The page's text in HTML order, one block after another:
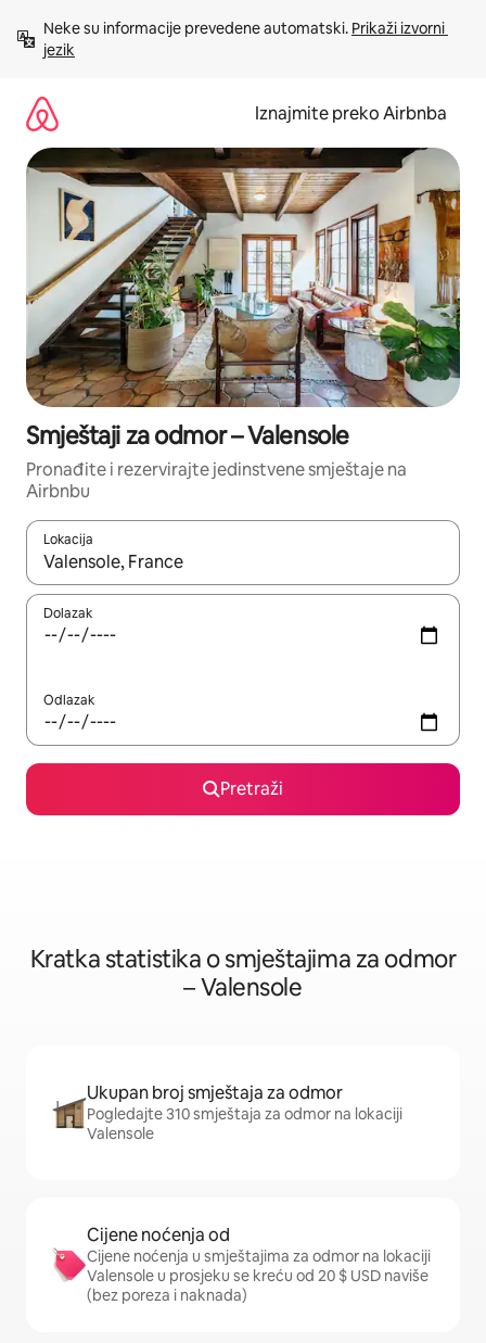
sadržaj
Neke su informacije prevedene automatski. Prikaži izvorni
jezik
Iznajmite preko Airbnba
Smještaji za odmor – Valensole
Pronađite i rezervirajte jedinstvene smještaje na
Airbnbu
Lokacija
Kada budu dostupni rezultati, moći ćete ih pregledati
Dolazak
Odlazak
Pretraži
Kratka statistika o smještajima za odmor
– Valensole
Ukupan broj smještaja za odmor
Pogledajte 310 smještaja za odmor na lokaciji
Valensole
Cijene noćenja od
Cijene noćenja u smještajima za odmor na lokaciji
Valensole u prosjeku se kreću od 20 $ USD naviše
(bez poreza i naknada)